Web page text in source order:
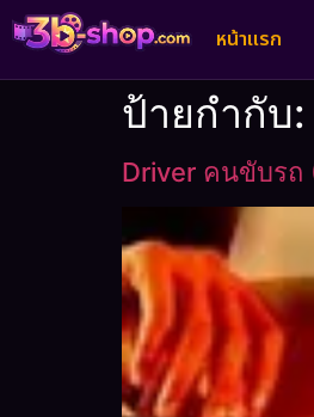
หน้าแรก
ป้ายกำกับ
Driver คนขับรถ